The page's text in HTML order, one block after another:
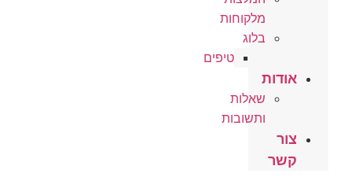
מלקוחות
בלוג
טיפים
אודות
שאלות
ותשובות
צור
קשר